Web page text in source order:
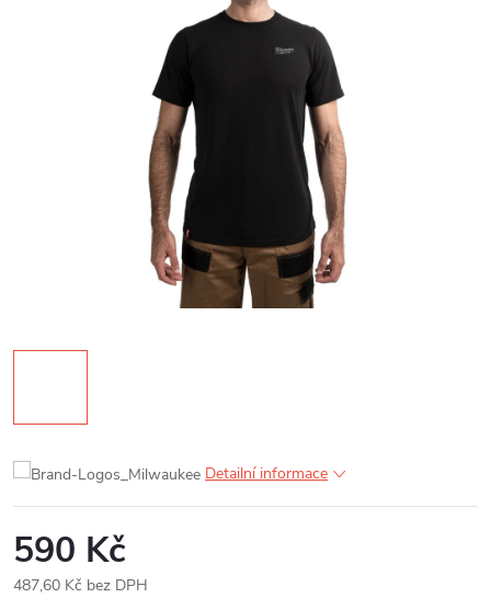
Detailní informace
590 Kč
487,60 Kč bez DPH